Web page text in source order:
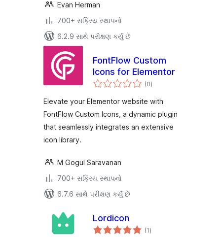
Evan Herman
700+ સક્રિય સ્થાપનો
6.2.9 સાથે પરીક્ષણ કર્યું છે
FontFlow Custom
Icons for Elementor
(0કુલ
રેટિંગ્સ
)
Elevate your Elementor website with
FontFlow Custom Icons, a dynamic plugin
that seamlessly integrates an extensive
icon library.
M Gogul Saravanan
700+ સક્રિય સ્થાપનો
6.7.6 સાથે પરીક્ષણ કર્યું છે
Lordicon
(1કુલ
રેટિંગ્સ
)